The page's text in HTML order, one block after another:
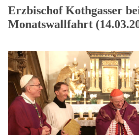
Erzbischof Kothgasser
Monatswallfahrt